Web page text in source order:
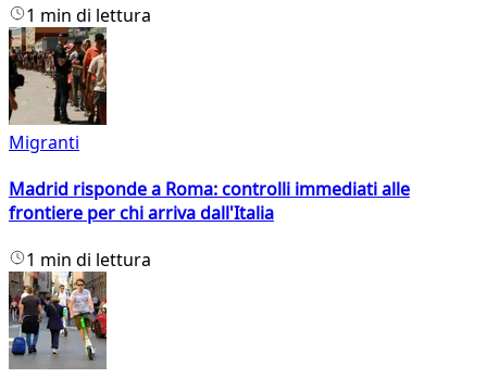
1 min di lettura
Migranti
Madrid risponde a Roma: controlli immediati alle
frontiere per chi arriva dall'Italia
1 min di lettura